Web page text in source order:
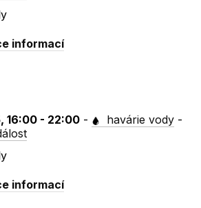
informací
16:00 - 22:00 - havárie vody -
informací